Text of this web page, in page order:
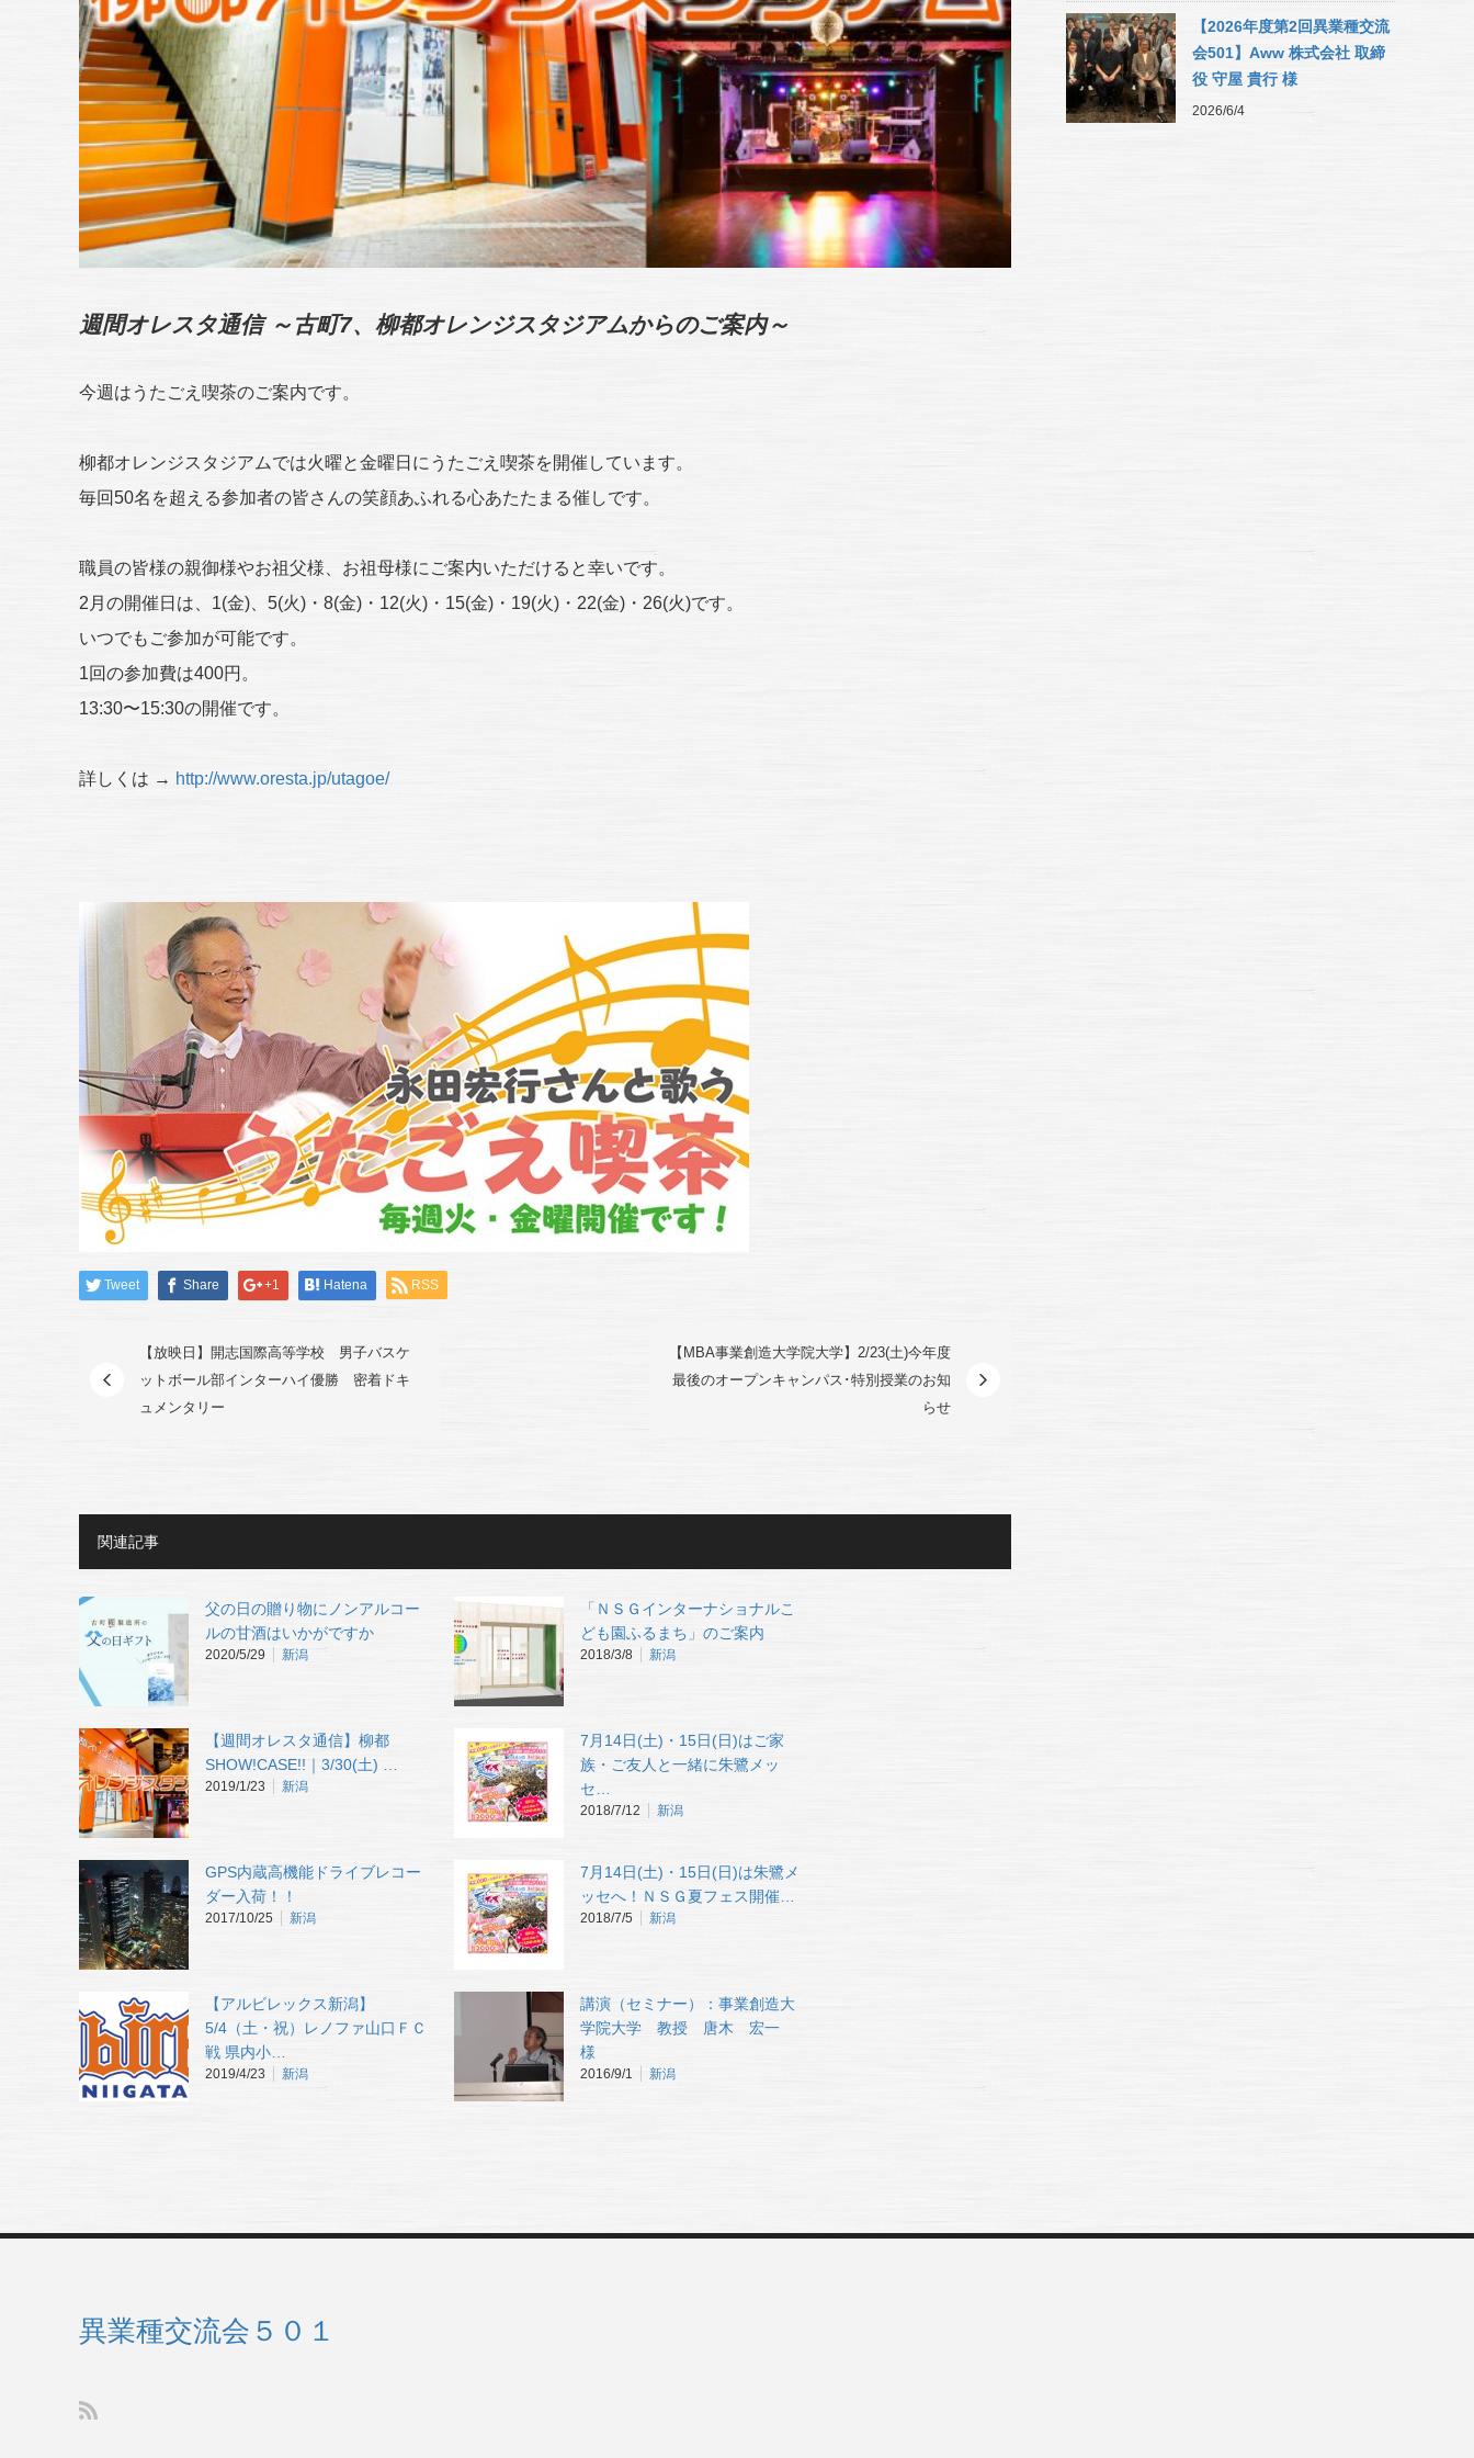
週間オレスタ通信 ～古町7、柳都オレンジスタジアムからのご案内～
今週はうたごえ喫茶のご案内です。
柳都オレンジスタジアムでは火曜と金曜日にうたごえ喫茶を開催しています。
毎回50名を超える参加者の皆さんの笑顔あふれる心あたたまる催しです。
職員の皆様の親御様やお祖父様、お祖母様にご案内いただけると幸いです。
2月の開催日は、1(金)、5(火)・8(金)・12(火)・15(金)・19(火)・22(金)・26(火)です。
いつでもご参加が可能です。
1回の参加費は400円。
13:30〜15:30の開催です。
詳しくは → http://www.oresta.jp/utagoe/
Tweet Share +1 Hatena RSS
【放映日】開志国際高等学校 男子バスケ
ットボール部インターハイ優勝 密着ドキ
ュメンタリー
【MBA事業創造大学院大学】2/23(土)今年度
最後のオープンキャンパス･特別授業のお知
らせ
関連記事
父の日の贈り物にノンアルコー
ルの甘酒はいかがですか
2020/5/29 新潟
「ＮＳＧインターナショナルこ
ども園ふるまち」のご案内
2018/3/8 新潟
【週間オレスタ通信】柳都
SHOW!CASE!!｜3/30(土) …
2019/1/23 新潟
7月14日(土)・15日(日)はご家
族・ご友人と一緒に朱鷺メッ
セ…
2018/7/12 新潟
GPS内蔵高機能ドライブレコー
ダー入荷！！
2017/10/25 新潟
7月14日(土)・15日(日)は朱鷺メ
ッセへ！ＮＳＧ夏フェス開催…
2018/7/5 新潟
【アルビレックス新潟】
5/4（土・祝）レノファ山口ＦＣ
戦 県内小…
2019/4/23 新潟
講演（セミナー）：事業創造大
学院大学 教授 唐木 宏一
様
2016/9/1 新潟
【2026年度第2回異業種交流
会501】Aww 株式会社 取締
役 守屋 貴行 様
2026/6/4
異業種交流会５０１